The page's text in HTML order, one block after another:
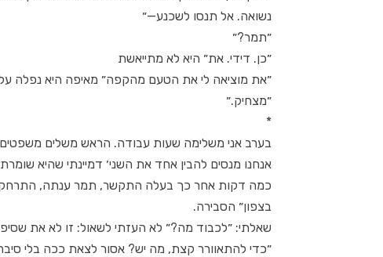
נשואה. אל תנסו לשכנע—״
״תמר?״
״כן. דידי. את״ היא לא מתייאשת
״את מוציאה לי את הטעם מהקפה״ מאיפה היא נפלה
״מצחיק.״
*
בערב אני משלימה שעות עבודה. הראש משלים
אנחנו מנסים להבין אחד את השני׳ דמיינתי שהיא
בצפון״ הסבירה.
שאלתי: ״לכבוד מה?״ לא העזתי לשאול: זו לא את
״כדי להתאוורר קצת, מה יש? אסור לצאת ככה בלי